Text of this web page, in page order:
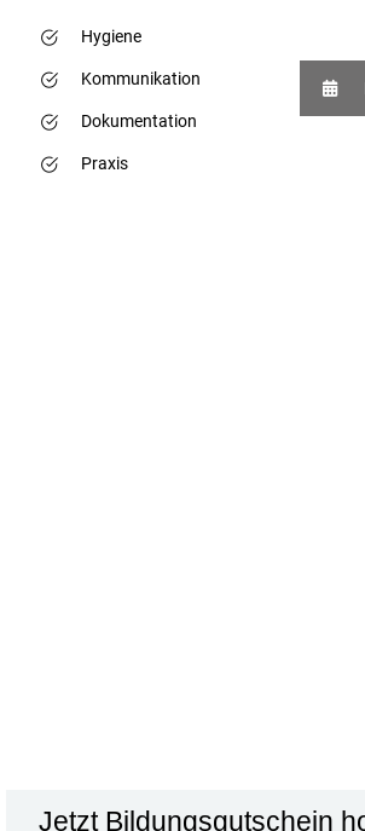
Hygiene
Kommunikation
Dokumentation
Praxis
Jetzt Bildungsgutschein